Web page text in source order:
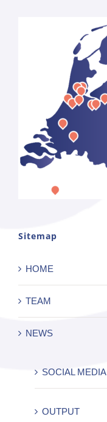
Sitemap
HOME
TEAM
NEWS
SOCIAL MEDIA
OUTPUT